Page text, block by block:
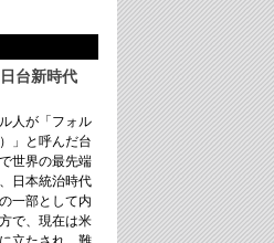
台新時代
人が「フォル
」と呼んだ台
世界の最先端
日本統治時代
一部として内
で、現在は米